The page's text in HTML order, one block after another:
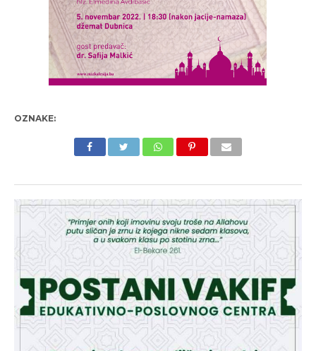
OZNAKE: